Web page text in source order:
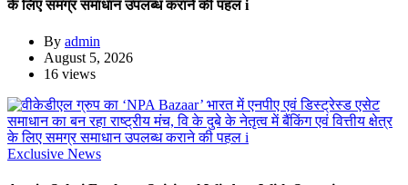
के लिए समग्र समाधान उपलब्ध कराने की पहल i
By admin
August 5, 2026
16 views
Exclusive News